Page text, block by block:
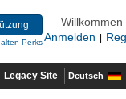
Perks
Willkommen
Anmelden
Legacy Site Deutsch